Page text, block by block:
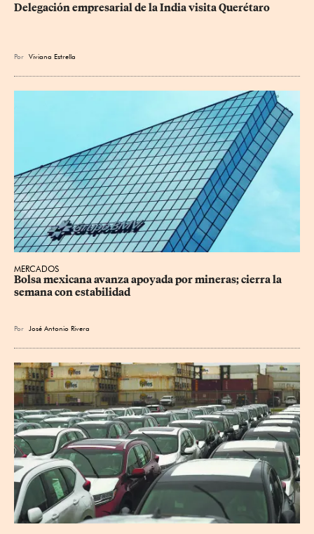
Delegación empresarial de la India visita Querétaro
Por Viviana Estrella
MERCADOS
Bolsa mexicana avanza apoyada por mineras; cierra la
semana con estabilidad
Por José Antonio Rivera